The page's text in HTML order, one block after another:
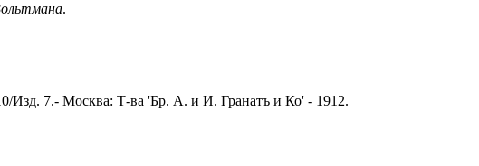
.
Изд. 7.- Москва: Т-ва 'Бр. А. и И. Гранатъ и Ко' - 1912.